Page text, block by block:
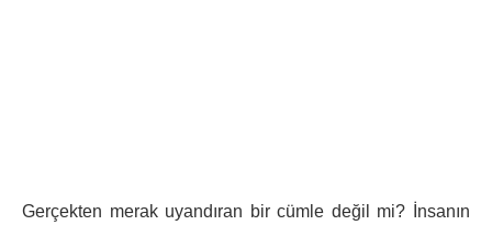
Gerçekten merak uyandıran bir cümle değil mi? İnsanın